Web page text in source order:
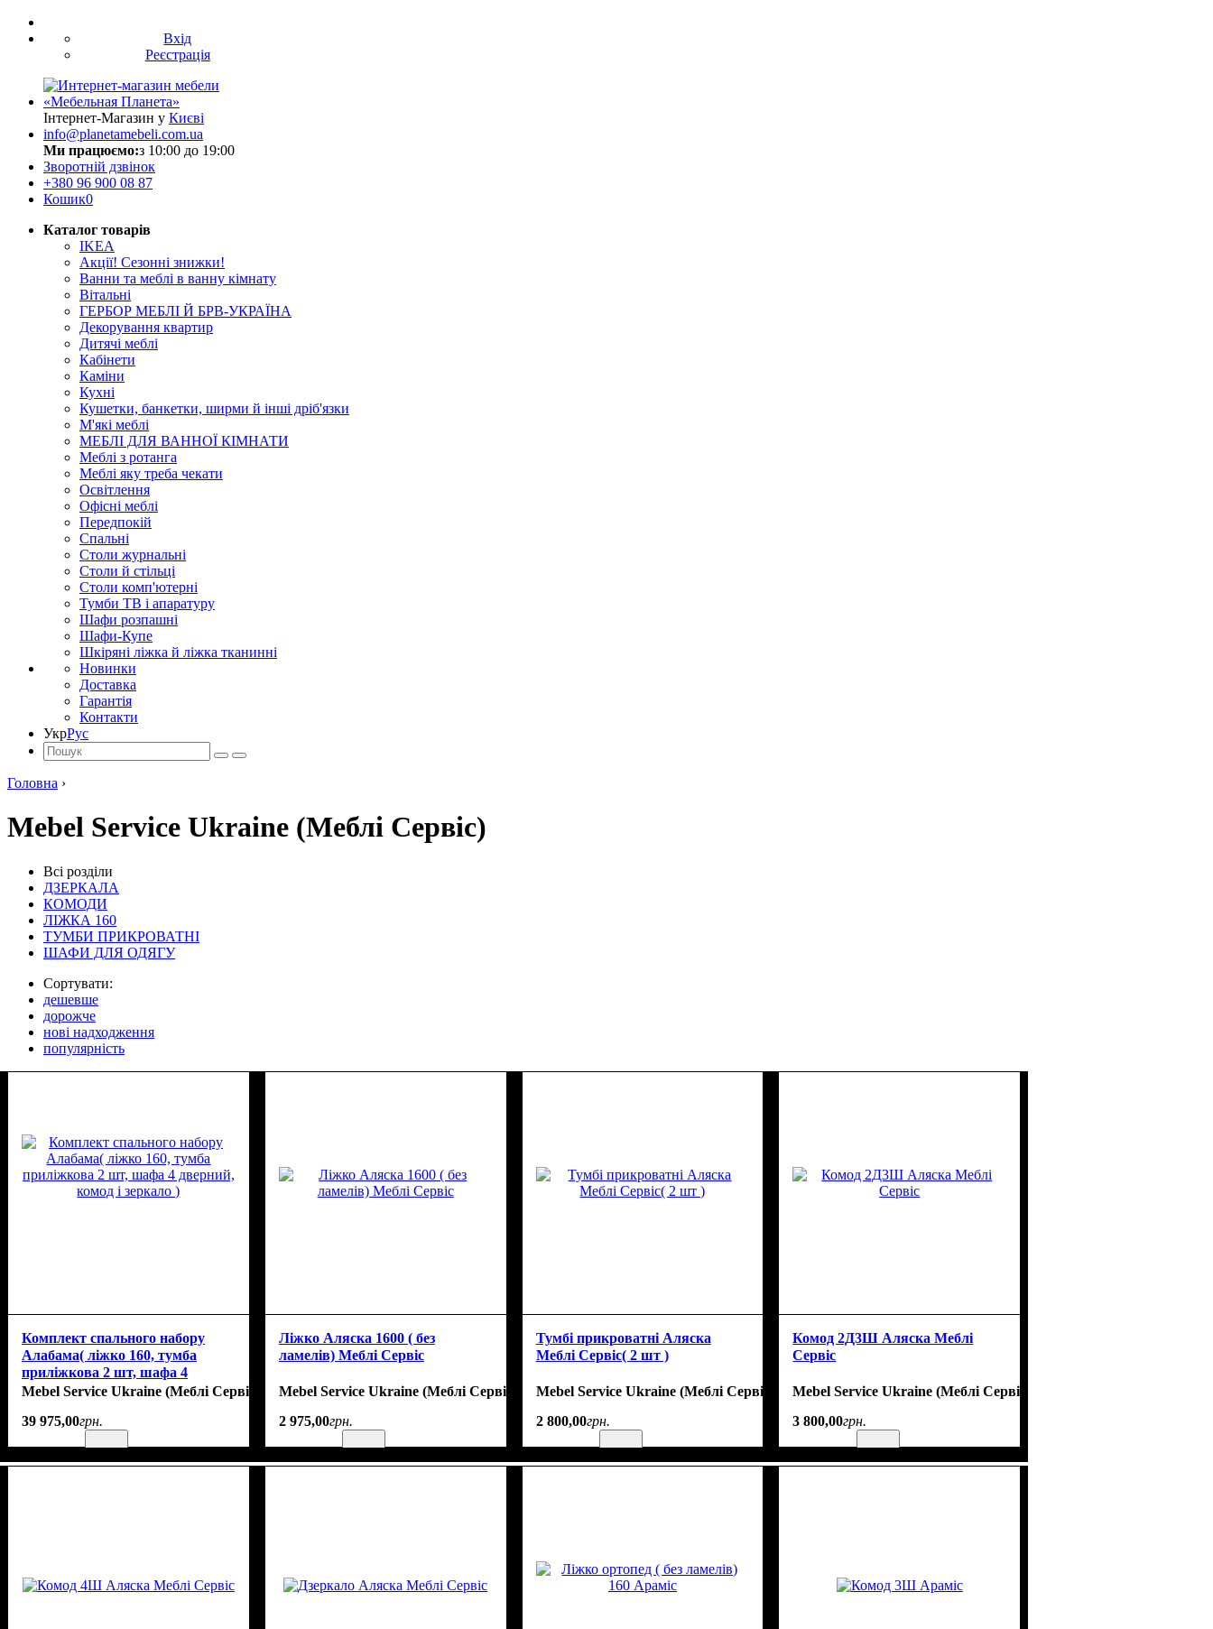
Вхід
Реєстрація
Інтернет-Магазин у Києві
info@planetamebeli.com.ua
Ми працюємо:з 10:00 до 19:00
Зворотній дзвінок
+380 96 900 08 87
Кошик0
Каталог товарів
IKEA
Акції! Сезонні знижки!
Ванни та меблі в ванну кімнату
Вітальні
ГЕРБОР МЕБЛІ Й БРВ-УКРАЇНА
Декорування квартир
Дитячі меблі
Кабінети
Каміни
Кухні
Кушетки, банкетки, ширми й інші дріб'язки
М'які меблі
МЕБЛІ ДЛЯ ВАННОЇ КІМНАТИ
Меблі з ротанга
Меблі яку треба чекати
Освітлення
Офісні меблі
Передпокій
Спальні
Столи журнальні
Столи й стільці
Столи комп'ютерні
Тумби ТВ і апаратуру
Шафи розпашні
Шафи-Купе
Шкіряні ліжка й ліжка тканинні
Новинки
Доставка
Гарантія
Контакти
УкрРус
Головна ›
Mebel Service Ukraine (Меблі Сервіс)
Всі розділи
ДЗЕРКАЛА
КОМОДИ
ЛІЖКА 160
ТУМБИ ПРИКРОВАТНІ
ШАФИ ДЛЯ ОДЯГУ
Сортувати:
дешевше
дорожче
нові надходження
популярність
Комплект спального набору
Алабама( ліжко 160, тумба
приліжкова 2 шт, шафа 4
дверний, комод і зеркало )
Mebel Service Ukraine (Меблі Сервіс)
39 975,00грн.
Ліжко Аляска 1600 ( без
ламелів) Меблі Сервіс
Mebel Service Ukraine (Меблі Сервіс)
2 975,00грн.
Тумбі прикроватні Аляска
Меблі Сервіс( 2 шт )
Mebel Service Ukraine (Меблі Сервіс)
2 800,00грн.
Комод 2Д3Ш Аляска Меблі
Сервіс
Mebel Service Ukraine (Меблі Сервіс)
3 800,00грн.